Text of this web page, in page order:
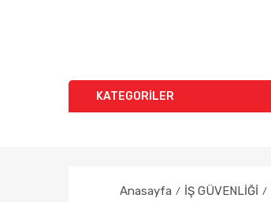
KATEGORİLER
Anasayfa İŞ GÜVENLİĞİ